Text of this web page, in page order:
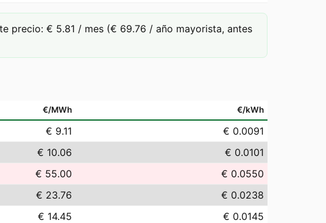
precio: € 5.81 / mes (€ 69.76 / año mayorista, antes
€/MWh €/kWh
€ 9.11
€ 0.0091
€ 10.06
€ 0.0101
€ 55.00
€ 0.0550
€ 23.76
€ 0.0238
€ 14.45
€ 0.0145